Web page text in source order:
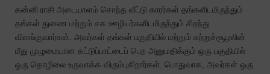
கன்னி ராசி அடையாளம் சொந்த வீட்டு காரர்கள் தங்களிடமிருந்தும்
தங்கள் துணை மற்றும் சக ஊழியர்களிடமிருந்தும் சிறந்து
விளங்குவார்கள். அவர்கள் தங்கள் பகுதியில் மற்றும் சுற்றுச்சூழலின்
மீது முழுமையான கட்டுப்பாட்டைப் பெற அனுமதிக்கும் ஒரு பகுதியில்
ஒரு தொழிலை உருவாக்க விரும்புகிறார்கள். பொதுவாக, அவர்கள் ஒரு